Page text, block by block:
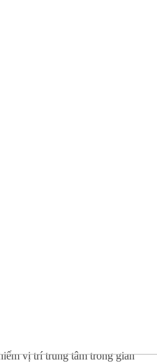
vị trí trung tâm trong gian